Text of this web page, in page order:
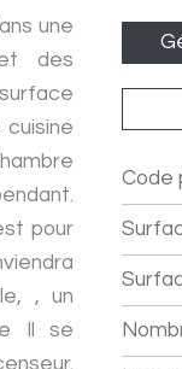
une
des
pour
, un
Il se